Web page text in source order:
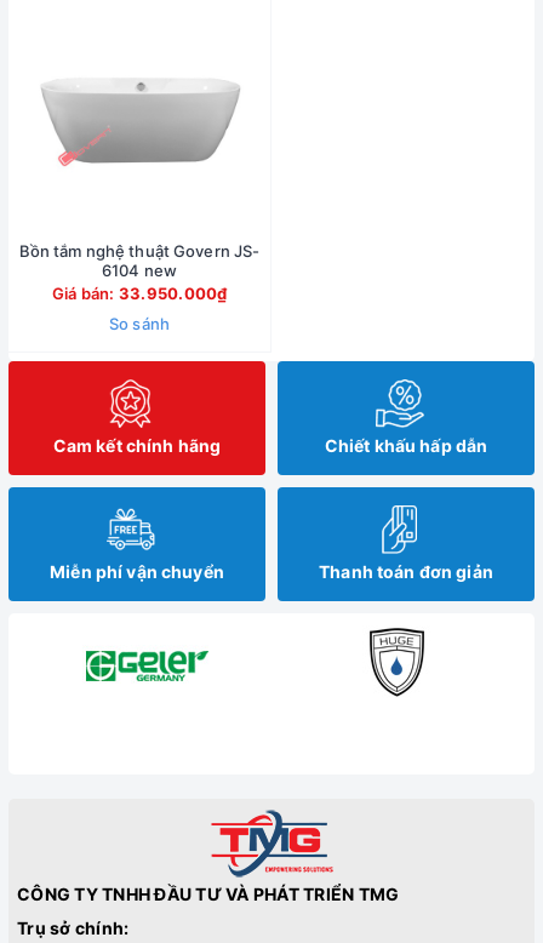
Bồn tắm nghệ thuật Govern JS-
6104 new
Giá bán: 33.950.000₫
So sánh
Cam kết chính hãng Chiết khấu hấp dẫn
Miễn phí vận chuyển Thanh toán đơn giản
CÔNG TY TNHH ĐẦU TƯ VÀ PHÁT TRIỂN TMG
Trụ sở chính: